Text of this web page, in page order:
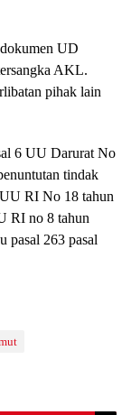
UD
AKL.
pihak lain
6 UU Darurat No
tindak
RI No 18 tahun
RI no 8 tahun
pasal 263 pasal